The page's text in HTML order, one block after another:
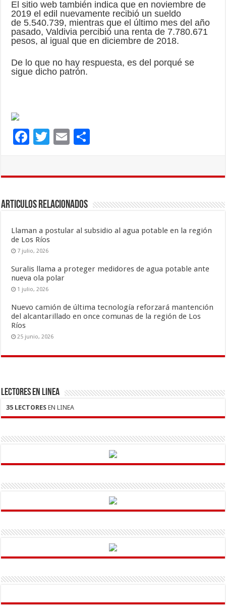
El sitio web también indica que en noviembre de
2019 el edil nuevamente recibió un sueldo
de 5.540.739, mientras que el último mes del año
pasado, Valdivia percibió una renta de 7.780.671
pesos, al igual que en diciembre de 2018.
De lo que no hay respuesta, es del porqué se
sigue dicho patrón.
F
o
k
T
E
ar
r
Articulos Relacionados
Llaman a postular al subsidio al agua potable en la región
de Los Ríos
7 julio, 2026
Suralis llama a proteger medidores de agua potable ante
nueva ola polar
1 julio, 2026
Nuevo camión de última tecnología reforzará mantención
del alcantarillado en once comunas de la región de Los
Ríos
25 junio, 2026
LECTORES EN LINEA
35 LECTORES EN LINEA